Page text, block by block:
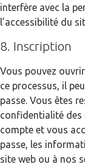
interfère avec la
l’accessibilité du
8. Inscription
Vous pouvez
ce processus, il
passe. Vous êtes
confidentialité des
compte et vous
passe, les
site web ou à nos